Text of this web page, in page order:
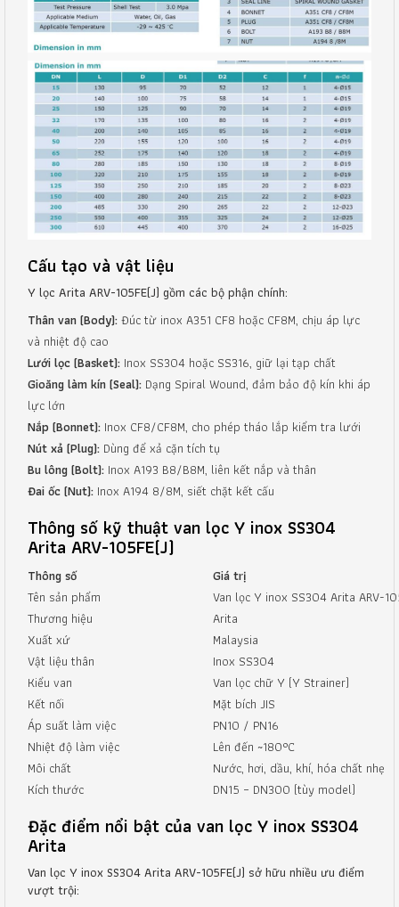
Cấu tạo và vật liệu
Y lọc Arita ARV-105FE(J) gồm các bộ phận chính:
Thân van (Body):Đúc từ inox A351 CF8 hoặc CF8M, chịu áp lực
và nhiệt độ cao
Lưới lọc (Basket): Inox SS304 hoặc SS316, giữ lại tạp chất
Gioăng làm kín (Seal): Dạng Spiral Wound, đảm bảo độ kín khi áp
lực lớn
Nắp (Bonnet): Inox CF8/CF8M, cho phép tháo lắp kiểm tra lưới
Nút xả (Plug): Dùng để xả cặn tích tụ
Bu lông (Bolt): Inox A193 B8/B8M, liên kết nắp và thân
Đai ốc (Nut): Inox A194 8/8M, siết chặt kết cấu
Thông số kỹ thuật van lọc Y inox SS304
Arita ARV-105FE(J)
Thông số
Giá trị
Tên sản phẩm
Van lọc Y inox SS304 Arita ARV-
Thương hiệu
Arita
Xuất xứ
Malaysia
Vật liệu thân
Inox SS304
Kiểu van
Van lọc chữ Y (Y Strainer)
Kết nối
Mặt bích JIS
Áp suất làm việc
PN10 / PN16
Nhiệt độ làm việc
Lên đến ~180°C
Môi chất
Nước, hơi, dầu, khí, hóa chất nhẹ
Kích thước
DN15 – DN300 (tùy model)
Đặc điểm nổi bật của van lọc Y inox SS304
Arita
Van lọc Y inox SS304 Arita ARV-105FE(J) sở hữu nhiều ưu điểm
vượt trội: